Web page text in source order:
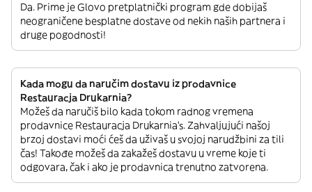
Da. Prime je Glovo pretplatnički program gde dobijaš
neograničene besplatne dostave od nekih naših partnera i
druge pogodnosti!
Kada mogu da naručim dostavu iz prodavnice
Restauracja Drukarnia?
Možeš da naručiš bilo kada tokom radnog vremena
prodavnice Restauracja Drukarnia’s. Zahvaljujući našoj
brzoj dostavi moći ćeš da uživaš u svojoj narudžbini za tili
čas! Takođe možeš da zakažeš dostavu u vreme koje ti
odgovara, čak i ako je prodavnica trenutno zatvorena.